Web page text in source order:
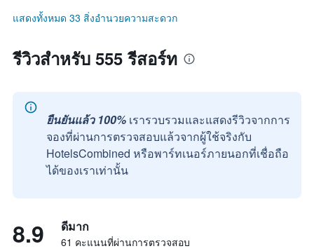
แสดงทั้งหมด 33 สิ่งอำนวยความสะดวก
รีวิวสำหรับ 555 รีสอร์ท
ยืนยันแล้ว 100% เรารวบรวมและแสดงรีวิวจากการ
จองที่ผ่านการตรวจสอบแล้วจากผู้ใช้จริงกับ
HotelsCombined หรือพาร์ทเนอร์ภายนอกที่เชื่อถือ
ได้ของเราเท่านั้น
8.9 ดีมาก
61 คะแนนที่ผ่านการตรวจสอบ